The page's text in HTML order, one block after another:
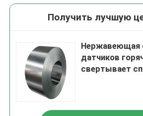
Получить лучшую
Нержавеющая
датчиков
свертывает